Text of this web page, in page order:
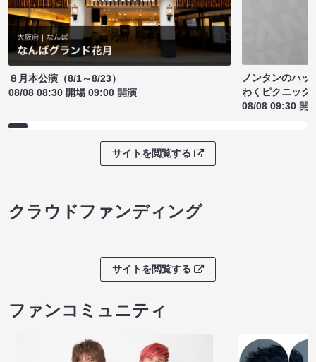
８月本公演（8/1～8/23）
08/08 08:30 開場 09:00 開演
ノンタンのハッ
わくピクニック
08/08 09:30 開
サイトを閲覧する
クラウドファンディング
サイトを閲覧する
ファンコミュニティ